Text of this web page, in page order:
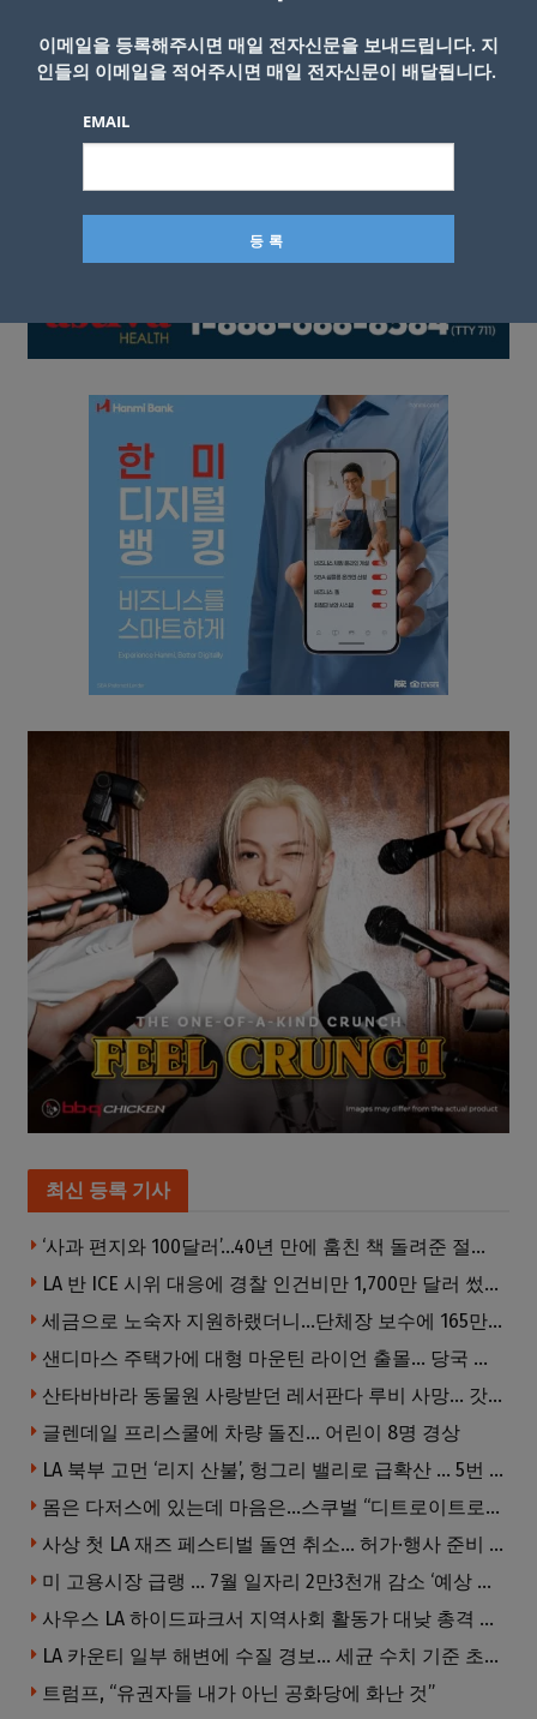
최신 등록 기사
‘사과 편지와 100달러’…40년 만에 훔친 책 돌려준 절도범
LA 반 ICE 시위 대응에 경찰 인건비만 1,700만 달러 썼다.
세금으로 노숙자 지원하랬더니…단체장 보수에 165만달러 ‘펑펑’
샌디마스 주택가에 대형 마운틴 라이언 출몰… 당국 긴급 대응, 주민 접근 자제 당부
산타바바라 동물원 사랑받던 레서판다 루비 사망… 갓 태어난 새끼 2마리 잃은 지 수주 만
글렌데일 프리스쿨에 차량 돌진… 어린이 8명 경상
LA 북부 고먼 ‘리지 산불’, 헝그리 밸리로 급확산 … 5번 Fwy 양방향 전면 폐쇄
몸은 다저스에 있는데 마음은…스쿠벌 “디트로이트로 돌아가고파”
사상 첫 LA 재즈 페스티벌 돌연 취소… 허가·행사 준비 문제로 일정 변경
미 고용시장 급랭 … 7월 일자리 2만3천개 감소 ‘예상 밖 쇼크’
사우스 LA 하이드파크서 지역사회 활동가 대낮 총격 사망… 용의자 도주
LA 카운티 일부 해변에 수질 경보… 세균 수치 기준 초과, 입수 자제 당부
트럼프, “유권자들 내가 아닌 공화당에 화난 것”
이메일을 등록해주시면 매일 전자신문을 보내드립니다. 지
인들의 이메일을 적어주시면 매일 전자신문이 배달됩니다.
EMAIL